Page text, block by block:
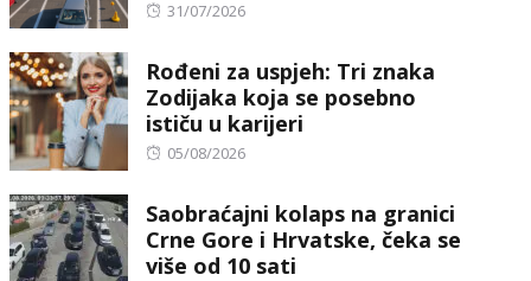
Posted
31/07/2026
Rođeni za uspjeh: Tri znaka
Zodijaka koja se posebno
ističu u karijeri
Posted
05/08/2026
Saobraćajni kolaps na granici
Crne Gore i Hrvatske, čeka se
više od 10 sati